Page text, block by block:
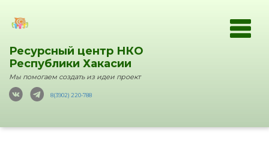
Ресурсный центр НКО
Республики Хакасии
Мы помогаем создать из идеи проект
8(3902) 220-788